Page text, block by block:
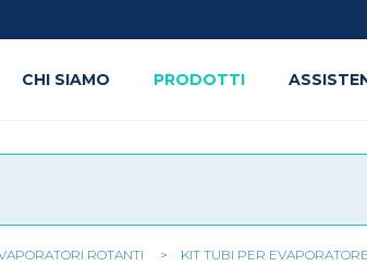
ROTANTI KIT TUBI PER
CHI SIAMO PRODOTTI